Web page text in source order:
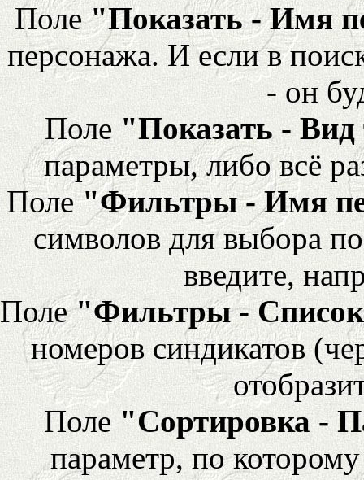
Поле"Показать - Имя
персонажа. И если в
- он
Поле "Показать -
параметры, либо всё
Поле"Фильтры - Имя
символов для выбора
введите,
Поле"Фильтры - Список
номеров синдикатов
Поле "Сортировка -
параметр, по